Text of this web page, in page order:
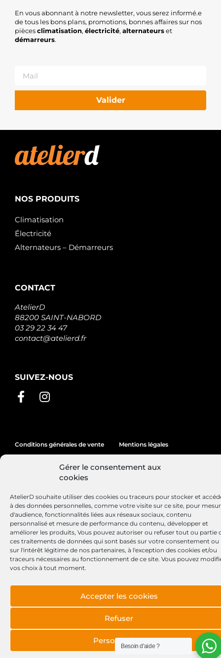
Gérer le consentement aux
cookies
AtelierD souhaite utiliser des cookies ou traceurs pour stocker et
à des données personnelles, comme votre visite sur ce site, pour
d'audience, fonctionnalités liées aux réseaux sociaux, contenu
personnalisé et mesure de performance du contenu, développer et
améliorer les produits, Vous pouvez autoriser ou refuser tout ou partie
ces traitements de données qui sont basés sur votre consentement ou
sur l'intérêt légitime de nos partenaires, à l'exception des cookies et/ou
traceurs nécessaires au fonctionnement de ce site. Vous pouvez
vos choix à tout moment.
Accepter les cookies
Refuser
Personnaliser
En vous abonnant à notre newsletter, vous serez informé.e
de tous les bons plans, promotions, bonnes affaires sur nos
piècesclimatisation, électricité, alternateurset
démarreurs.
Valider
NOS PRODUITS
Climatisation
Électricité
Alternateurs – Démarreurs
CONTACT
AtelierD
88200 SAINT-NABORD
03 29 22 34 47
contact@atelierd.fr
SUIVEZ-NOUS
Conditions générales de vente Mentions légales
Site réalisé par Lézards Création
Besoin d'aide ?